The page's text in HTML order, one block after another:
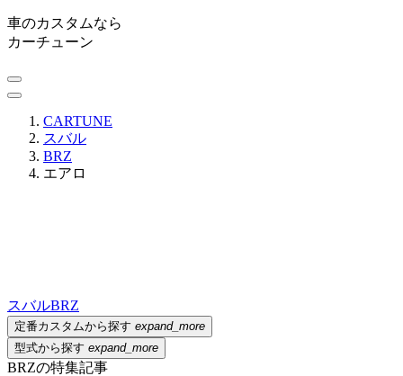
車のカスタムなら
カーチューン
CARTUNE
スバル
BRZ
エアロ
スバルBRZ
定番カスタムから探す expand_more
型式から探す expand_more
BRZの特集記事